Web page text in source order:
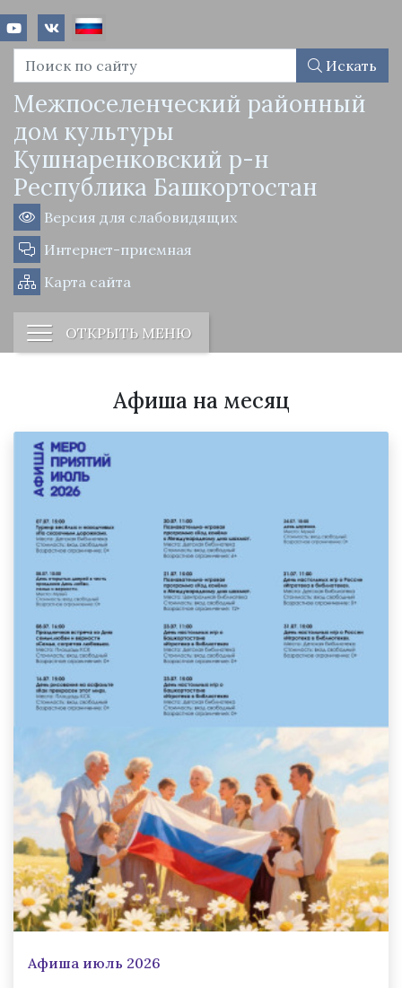
Искать
Межпоселенческий районный
дом культуры
Кушнаренковский р-н
Республика Башкортостан
Версия для слабовидящих
Интернет-приемная
Карта сайта
ОТКРЫТЬ МЕНЮ
Афиша на месяц
Афиша июль 2026